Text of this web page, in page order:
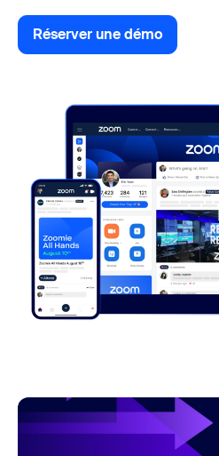
Réserver une démo
Réserver une démo